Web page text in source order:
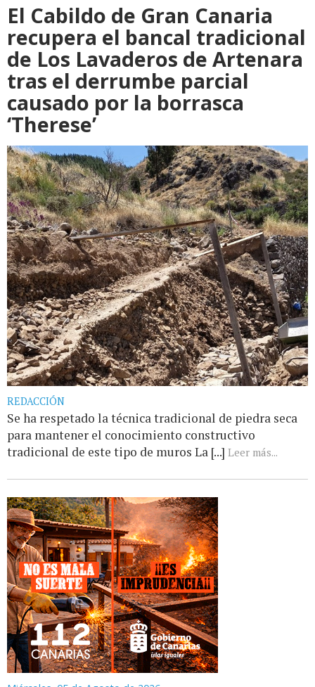
El Cabildo de Gran Canaria
recupera el bancal tradicional
de Los Lavaderos de Artenara
tras el derrumbe parcial
causado por la borrasca
‘Therese’
REDACCIÓN
Se ha respetado la técnica tradicional de piedra seca
para mantener el conocimiento constructivo
tradicional de este tipo de muros La [...] Leer más...